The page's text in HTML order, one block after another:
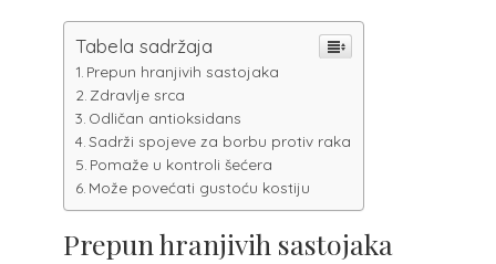
Tabela sadržaja
Prepun hranjivih sastojaka
Zdravlje srca
Odličan antioksidans
Sadrži spojeve za borbu protiv raka
Pomaže u kontroli šećera
Može povećati gustoću kostiju
Prepun hranjivih sastojaka